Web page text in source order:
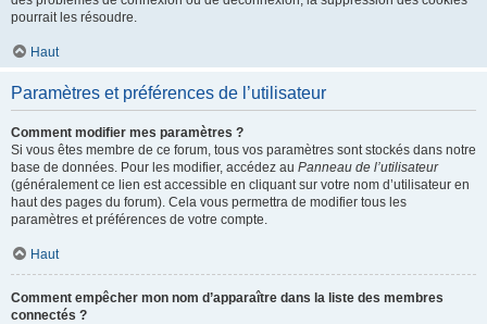
pourrait les résoudre.
Haut
Paramètres et préférences de l’utilisateur
Comment modifier mes paramètres ?
Si vous êtes membre de ce forum, tous vos paramètres sont stockés dans notre
base de données. Pour les modifier, accédez au Panneau de l’utilisateur
(généralement ce lien est accessible en cliquant sur votre nom d’utilisateur en
haut des pages du forum). Cela vous permettra de modifier tous les
paramètres et préférences de votre compte.
Haut
Comment empêcher mon nom d’apparaître dans la liste des membres
connectés ?